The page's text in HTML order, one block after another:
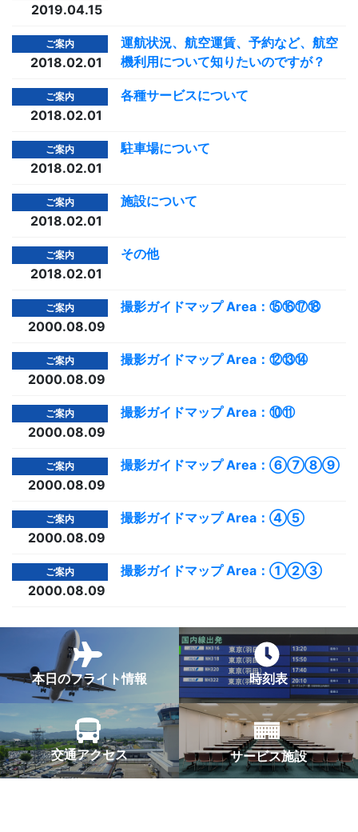
2019.04.15
ご案内
2018.02.01
運航状況、航空運賃、予約など、航空
機利用について知りたいのですが？
ご案内
2018.02.01
各種サービスについて
ご案内
2018.02.01
駐車場について
ご案内
2018.02.01
施設について
ご案内
2018.02.01
その他
ご案内
2000.08.09
撮影ガイドマップ Area：⑮⑯⑰⑱
ご案内
2000.08.09
撮影ガイドマップ Area：⑫⑬⑭
ご案内
2000.08.09
撮影ガイドマップ Area：⑩⑪
ご案内
2000.08.09
撮影ガイドマップ Area：⑥⑦⑧⑨
ご案内
2000.08.09
撮影ガイドマップ Area：④⑤
ご案内
2000.08.09
撮影ガイドマップ Area：①②③
本日のフライト情報 時刻表
交通アクセス サービス施設